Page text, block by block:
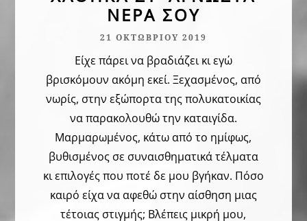
Μάιος 2018
Απρίλιος 2018
Μάρτιος 2018
Φεβρουάριος 2018
Ιανουάριος 2018
Δεκέμβριος 2017
ΠΡΌΣΦΑΤΑ ΆΡΘΡΑ
ΝΕΡΆ ΣΟΥ
21 ΟΚΤΩΒΡΊΟΥ 2019
Είχε πάρει να βραδιάζει κι εγώ
βρισκόμουν ακόμη εκεί. Ξεχασμένος, από
νωρίς, στην εξώπορτα της πολυκατοικίας
να παρακολουθώ την καταιγίδα.
Μαρμαρωμένος, κάτω από το ημίφως,
βυθισμένος σε συναισθηματικά τέλματα
κι επιλογές που ποτέ δε μου βγήκαν. Πόσο
καιρό είχα να αφεθώ στην αίσθηση μιας
τέτοιας στιγμής; Βλέπεις μικρή μου,